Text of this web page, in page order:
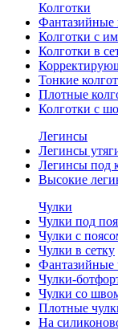
Колготки
Фантазийные
Колготки с
Колготки в
Тонкие
Плотные
Колготки с
Легинсы
Легинсы
Легинсы под
Высокие
Чулки
Чулки под
Чулки с
Чулки в сетку
Фантазийные
Чулки-
Чулки со
Плотные
На